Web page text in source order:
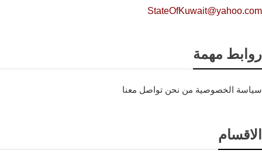
StateOfKuwait@yahoo.com
روابط مهمة
سياسة الخصوصية من نحن تواصل معنا
الاقسام